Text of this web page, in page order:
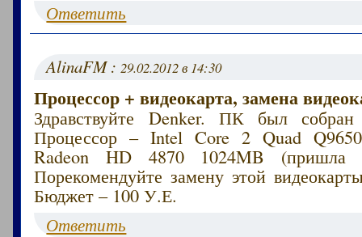
Ответить
AlinaFM :29.02.2012 в 14:30
Процессор + видеокарта, замена
Здравствуйте Denker. ПК был
Процессор – Intel Core 2 Quad
Radeon HD 4870 1024MB (пришла
Порекомендуйте замену этой
Бюджет – 100 У.Е.
Ответить